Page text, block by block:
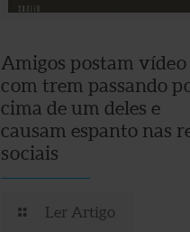
Amigos postam vídeo
com trem passando
cima de um deles e
causam espanto nas
sociais
Ler Artigo